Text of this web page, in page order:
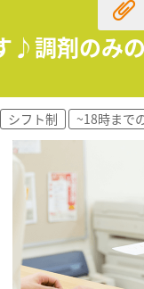
保されています。
すことができます。
♪調剤のみ
シフト制 ~18時まで